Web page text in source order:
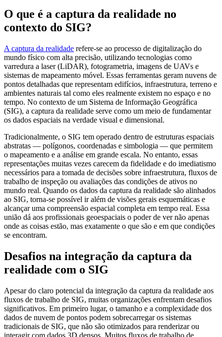
O que é a captura da realidade no
contexto do SIG?
A captura da realidade refere-se ao processo de digitalização do
mundo físico com alta precisão, utilizando tecnologias como
varredura a laser (LiDAR), fotogrametria, imagens de UAVs e
sistemas de mapeamento móvel. Essas ferramentas geram nuvens de
pontos detalhadas que representam edifícios, infraestrutura, terreno e
ambientes naturais tal como eles realmente existem no espaço e no
tempo. No contexto de um Sistema de Informação Geográfica
(SIG), a captura da realidade serve como um meio de fundamentar
os dados espaciais na verdade visual e dimensional.
Tradicionalmente, o SIG tem operado dentro de estruturas espaciais
abstratas — polígonos, coordenadas e simbologia — que permitem
o mapeamento e a análise em grande escala. No entanto, essas
representações muitas vezes carecem da fidelidade e do imediatismo
necessários para a tomada de decisões sobre infraestrutura, fluxos de
trabalho de inspeção ou avaliações das condições de ativos no
mundo real. Quando os dados da captura da realidade são alinhados
ao SIG, torna-se possível ir além de visões gerais esquemáticas e
alcançar uma compreensão espacial completa em tempo real. Essa
união dá aos profissionais geoespaciais o poder de ver não apenas
onde as coisas estão, mas exatamente o que são e em que condições
se encontram.
Desafios na integração da captura da
realidade com o SIG
Apesar do claro potencial da integração da captura da realidade aos
fluxos de trabalho de SIG, muitas organizações enfrentam desafios
significativos. Em primeiro lugar, o tamanho e a complexidade dos
dados de nuvem de pontos podem sobrecarregar os sistemas
tradicionais de SIG, que não são otimizados para renderizar ou
interagir com dados 3D densos. Muitos fluxos de trabalho de